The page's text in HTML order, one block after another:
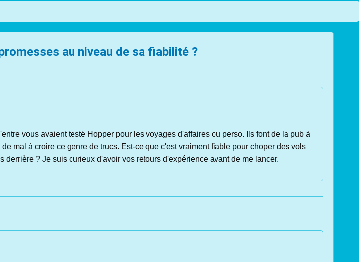
au niveau de sa fiabilité ?
vous avaient testé Hopper pour les voyages d'affaires ou perso. Ils font de la pub à
mal à croire ce genre de trucs. Est-ce que c'est vraiment fiable pour choper des vols
? Je suis curieux d'avoir vos retours d'expérience avant de me lancer.